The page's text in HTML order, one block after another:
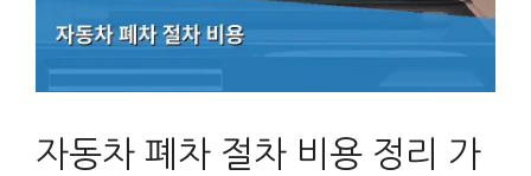
자동차 폐차 절차 비용 정리 가